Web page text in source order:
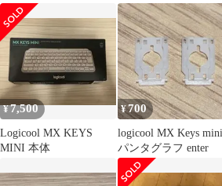
ー＋専用ケース
¥7,500
Logicool MX KEYS
MINI 本体
¥700
logicool MX Keys mini
パンタグラフ enter